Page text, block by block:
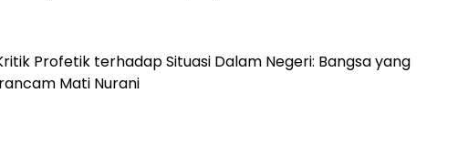
Profetik terhadap Situasi Dalam Negeri: Bangsa yang
Mati Nurani